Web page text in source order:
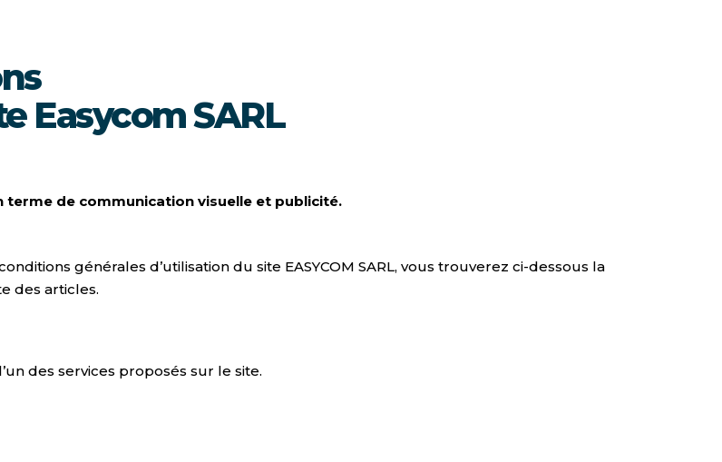
Easycom SARL
terme de communication visuelle et publicité.
générales d’utilisation du site EASYCOM SARL, vous trouverez ci-dessous la
des articles.
des services proposés sur le site.